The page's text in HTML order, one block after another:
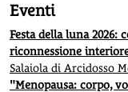
Eventi
Festa della luna 2026:
riconnessione
Salaiola di Arcidosso
"Menopausa: corpo,